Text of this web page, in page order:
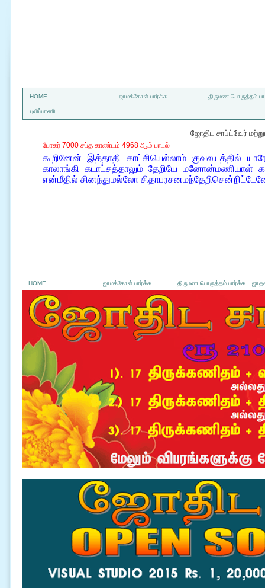
HOME ஜாமக்கோள் பார்க்க திருமண பொருத்தம்
புலிப்பாணி
ஜோதிட சாப்ட்வேர்
போகர் 7000 சப்த காண்டம் 4968 ஆம் பாடல்
கூறினேன் இத்தாதி காட்சியெல்லாம் குவலயத்தில்
காலாங்கி கடாட்சத்தாலும் தேறியே மனோன்மணியாள்
என்மீதில் சினந்துமல்லோ
HOME ஜாமக்கோள் பார்க்க திருமண பொருத்தம் பார்க்க